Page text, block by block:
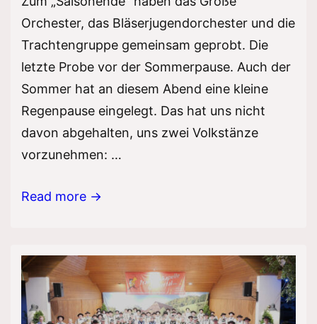
Orchester, das Bläserjugendorchester und die
Trachtengruppe gemeinsam geprobt. Die
letzte Probe vor der Sommerpause. Auch der
Sommer hat an diesem Abend eine kleine
Regenpause eingelegt. Das hat uns nicht
davon abgehalten, uns zwei Volkstänze
vorzunehmen: …
Sommerpause
Probe
Read more →